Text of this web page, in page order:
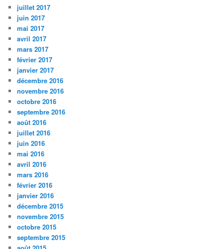
juillet 2017
juin 2017
mai 2017
avril 2017
mars 2017
février 2017
janvier 2017
décembre 2016
novembre 2016
octobre 2016
septembre 2016
août 2016
juillet 2016
juin 2016
mai 2016
avril 2016
mars 2016
février 2016
janvier 2016
décembre 2015
novembre 2015
octobre 2015
septembre 2015